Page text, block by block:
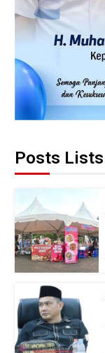
Posts Lists